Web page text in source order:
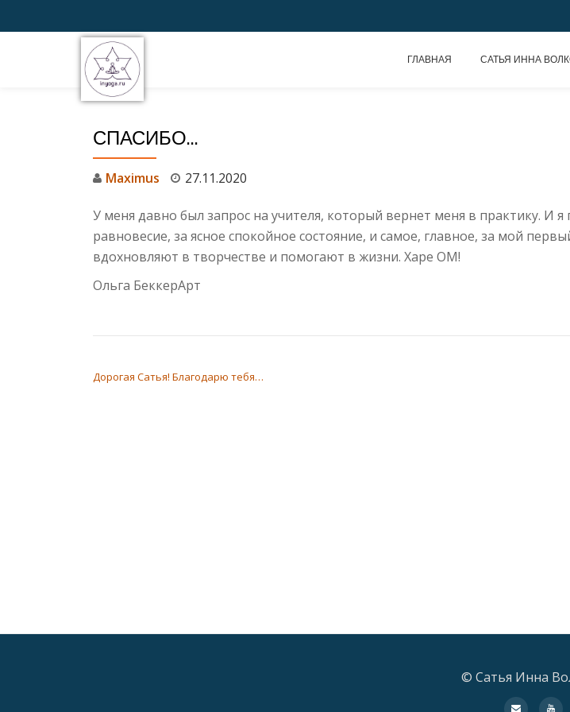
ГЛАВНАЯ САТЬЯ ИННА
СПАСИБО…
Maximus 27.11.2020
У меня давно был запрос на учителя, который вернет меня в практику. И
равновесие, за ясное спокойное состояние, и самое, главное, за мой
вдохновляют в творчестве и помогают в жизни. Харе ОМ!
Ольга БеккерАрт
Дорогая Сатья! Благодарю тебя…
© Сатья Инна
fa- fa-